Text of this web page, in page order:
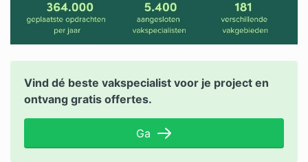
Vind dé beste vakspecialist voor je project en
ontvang gratis offertes.
Ga